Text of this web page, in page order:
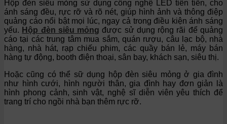
Hộp đèn siêu mỏng sử dụng công nghệ LED tiên tiến, cho
ánh sáng đều, rực rỡ và rõ nét, giúp hình ảnh và thông điệp
quảng cáo nổi bật mọi lúc, ngay cả trong điều kiện ánh sáng
yếu. Hộp đèn siêu mỏng được sử dụng rộng rãi để quảng
cáo tại các trung tâm mua sắm, quán rượu, câu lạc bộ, nhà
hàng, nhà hát, rạp chiếu phim, các quầy bán lẻ, máy bán
hàng tự động, booth điện thoại, sân bay, khách sạn, siêu thị.
Hoặc cũng có thể sữ dụng hộp đèn siêu mỏng ở gia đình
như hình cưới, hình người thân, gia đình hay đơn giản là
hình phong cảnh, sinh vật, nghệ sĩ diễn viên yêu thích để
trang trí cho ngồi nhà bạn thêm rực rỡ.